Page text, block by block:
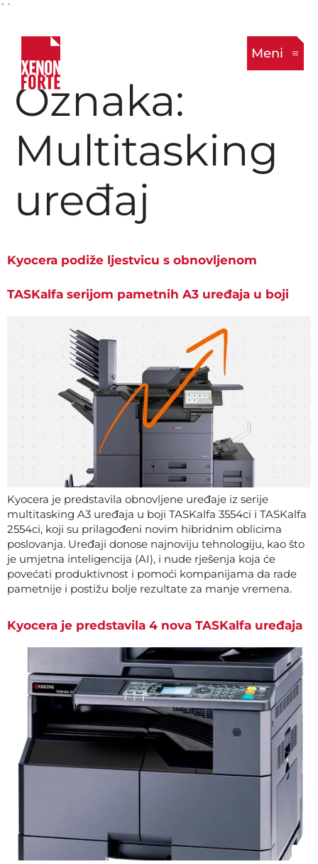
``
Meni
Oznaka:
Multitasking
uređaj
Kyocera podiže ljestvicu s obnovljenom
TASKalfa serijom pametnih A3 uređaja u boji
Kyocera je predstavila obnovljene uređaje iz serije
multitasking A3 uređaja u boji TASKalfa 3554ci i TASKalfa
2554ci, koji su prilagođeni novim hibridnim oblicima
poslovanja. Uređaji donose najnoviju tehnologiju, kao što
je umjetna inteligencija (AI), i nude rješenja koja će
povećati produktivnost i pomoći kompanijama da rade
pametnije i postižu bolje rezultate za manje vremena.
Kyocera je predstavila 4 nova TASKalfa uređaja